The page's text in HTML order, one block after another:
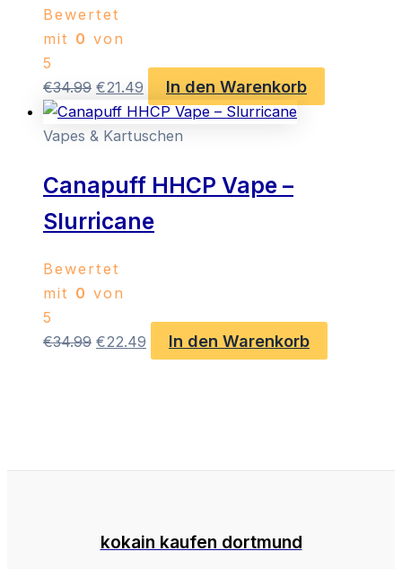
Bewertet
mit 0 von
5
€34.99 Ursprünglicher
Preis
war:
€21.49 Aktueller
Preis
ist:
In den Warenkorb
Vapes & Kartuschen
Canapuff HHCP Vape –
Slurricane
Bewertet
mit 0 von
5
€34.99 Ursprünglicher
€22.49 Aktueller
Preis
In den Warenkorb
kokain kaufen dortmund